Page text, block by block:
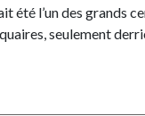
été l’un des grands
seulement